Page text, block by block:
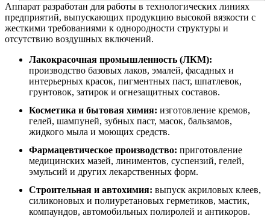
Аппарат разработан для работы в технологических линиях
предприятий, выпускающих продукцию высокой вязкости с
жесткими требованиями к однородности структуры и
отсутствию воздушных включений.
Лакокрасочная промышленность (ЛКМ):
производство базовых лаков, эмалей, фасадных и
интерьерных красок, пигментных паст, шпатлевок,
грунтовок, затирок и огнезащитных составов.
Косметика и бытовая химия: изготовление кремов,
гелей, шампуней, зубных паст, масок, бальзамов,
жидкого мыла и моющих средств.
Фармацевтическое производство: приготовление
медицинских мазей, линиментов, суспензий, гелей,
эмульсий и других лекарственных форм.
Строительная и автохимия: выпуск акриловых клеев,
силиконовых и полиуретановых герметиков, мастик,
компаундов, автомобильных полиролей и антикоров.